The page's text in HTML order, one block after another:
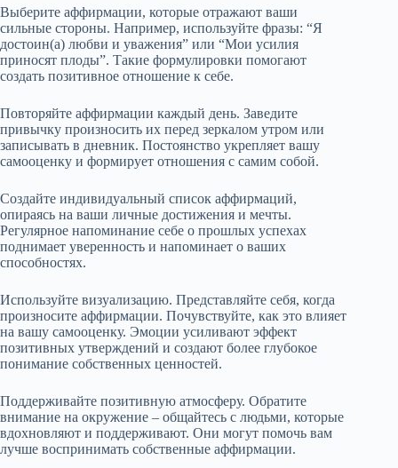
Выберите аффирмации, которые отражают ваши
сильные стороны. Например, используйте фразы: “Я
достоин(а) любви и уважения” или “Мои усилия
приносят плоды”. Такие формулировки помогают
создать позитивное отношение к себе.
Повторяйте аффирмации каждый день. Заведите
привычку произносить их перед зеркалом утром или
записывать в дневник. Постоянство укрепляет вашу
самооценку и формирует отношения с самим собой.
Создайте индивидуальный список аффирмаций,
опираясь на ваши личные достижения и мечты.
Регулярное напоминание себе о прошлых успехах
поднимает уверенность и напоминает о ваших
способностях.
Используйте визуализацию. Представляйте себя, когда
произносите аффирмации. Почувствуйте, как это влияет
на вашу самооценку. Эмоции усиливают эффект
позитивных утверждений и создают более глубокое
понимание собственных ценностей.
Поддерживайте позитивную атмосферу. Обратите
внимание на окружение – общайтесь с людьми, которые
вдохновляют и поддерживают. Они могут помочь вам
лучше воспринимать собственные аффирмации.